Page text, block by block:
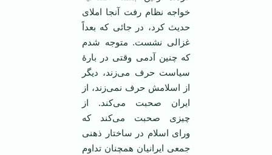
خواجه نظام رفت آنجا املای
حدیث کرد، در جائی که بعداً
غزالی نشست. متوجه شدم
که چنین آدمی وقتی در بارۀ
سیاست حرف می‌زند، دیگر
از اسلامش حرف نمی‌زند، از
ایران صحبت می‌کند. از
چیزی صحبت می‌کند که
ورای اسلام در ساختار ذهنی
جمعی ایرانیان همچنان تداوم